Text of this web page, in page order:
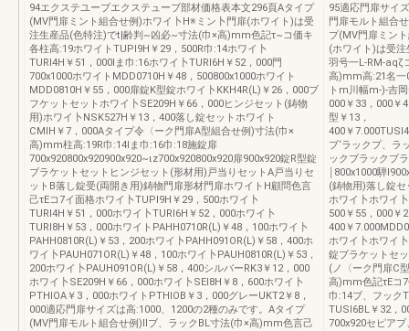
94エクステユーブエクステューブ部材価格表本文296頁Aタイプ
(MV門扉ミント組合せ例)ホワイ卜H※ミン卜門扉(ホワイト)は受
注生産品(色特注)でt|齢判~凶必~寸法(巾×高)mm色記τ~コ価キ
各柱高:19ホワイトTUPI9H￥29，500R巾:14ホワイ卜
TURI4H￥51，000lま巾:16ホワイ卜TURI6H￥52，000門
700x1000ホワイトMDD0710H￥48，500800x1000ホワイト
MDD0810H￥55，000扉錠K型錠ホワイ卜KKH4R(L)￥26，000ブ
フケットセットホワイ卜SE209H￥66，000ヒンジセット(鋳物
用)ホワイ卜NSK527H￥13，400落し錠セットホワイト
CMIH￥7，000Aタイプ令〈ーク門扉A型組合せ例)寸法(巾×
高)mm柱高:19R巾:14lま巾:16巾:18施錠扉
700x920800x920900x920~ιz700x920800x920扉900x920錠R型錠
ブラケットセットヒンジセット(形材用)戸当りセットA戸当りセ
ットB落し錠受(両開き用)鋳物門扉形材門扉ホワイトH顧問色言
己τEコ7イ面格ホワイ卜TUPI9H￥29，500ホワイ卜
TURI4H￥51，000ホワイ卜TURI6H￥52，000ホワイ卜
TURI8H￥53，000ホワイトPAHH0710R(L)￥48，100ホワイ卜
PAHH0810R(L)￥53，200ホワイ卜PAHH091OR(L)￥58，400ホ
ワイ卜PAUH071OR(L)￥48，100ホワイ卜PAUH0810R(L)￥53，
200ホワイ卜PAUH091OR(L)￥58，400シルバーRK3￥12，000
ホワイ卜SE209H￥66，000ホワイ卜SEI8H￥8，600ホワイ卜
PTHIOA￥3，000ホワイトPTHIOB￥3，000グレーUKT2￥8，
000適応門扉サイズは高:1000、1200の2種のみです。Aタイプ
(MV門扉モルト組合せ例)IIブ、ラックBL寸法(巾×高)mm色言己
95適応門扉サイ
門扉モルト組合
プ(MV門扉ミン
(ホワイト)は受
羽号一L-RM-aqζ
高)mm高:21名一
トm川幅m-)-吉
000￥33，000￥
型￥13，
400￥
ブ‘ラックプ、ラ
ックブラックブ
￨800x1000騨
(鋳物用)落し錠
ホワイ卜ホワイ
500￥55，000￥
400￥
ホワイ卜ホワイ
錠ブラケットセ
(ノ〈ーク門扉C
高)mm色記τEコ
巾:14ブ、フック
TUSI6BL￥32，
700x920セピア